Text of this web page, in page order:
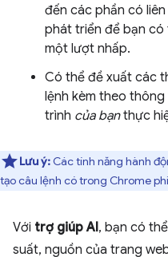
đến các phần có
phát triển để bạn có
một lượt nhấp.
Có thể đề xuất các
lệnh kèm theo
trình của bạnthực
Lưu ý: Các tính năng hành
tạo câu lệnh có trong Chrome
Với trợ giúp AI, bạn có
suất, nguồn của trang